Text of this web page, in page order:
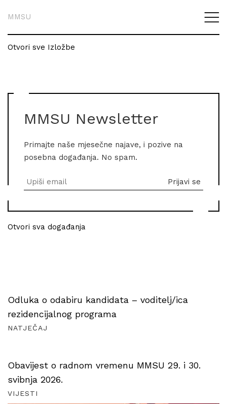
MMSU
Otvori sve Izložbe
MMSU Newsletter
Primajte naše mjesečne najave, i pozive na
posebna događanja. No spam.
Otvori sva događanja
Odluka o odabiru kandidata – voditelj/ica
rezidencijalnog programa
NATJEČAJ
Obavijest o radnom vremenu MMSU 29. i 30.
svibnja 2026.
VIJESTI